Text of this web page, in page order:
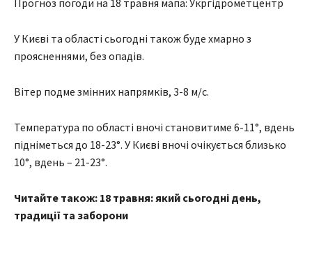
Прогноз погоди на 18 травня мапа: Укргідрометцентр
У Києві та області сьогодні також буде хмарно з
проясненнями, без опадів.
Вітер подме змінних напрямків, 3-8 м/с.
Температура по області вночі становитиме 6-11°, вдень
підніметься до 18-23°. У Києві вночі очікується близько
10°, вдень – 21-23°.
Читайте також: 18 травня: який сьогодні день,
традиції та заборони